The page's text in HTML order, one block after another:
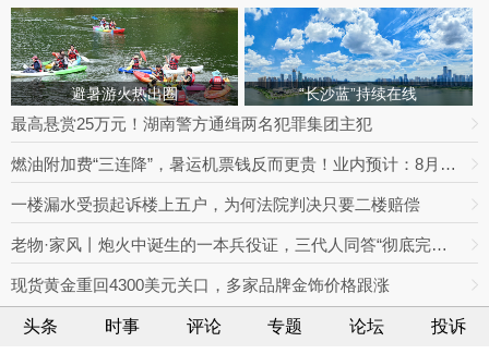
避暑游火热出圈 “长沙蓝”持续在线
最高悬赏25万元！湖南警方通缉两名犯罪集团主犯
燃油附加费“三连降”，暑运机票钱反而更贵！业内预计：8月下旬将迎回落拐点
一楼漏水受损起诉楼上五户，为何法院判决只要二楼赔偿
老物·家风丨炮火中诞生的一本兵役证，三代人同答“彻底完成任务”
现货黄金重回4300美元关口，多家品牌金饰价格跟涨
头条 时事 评论 专题 论坛 投诉